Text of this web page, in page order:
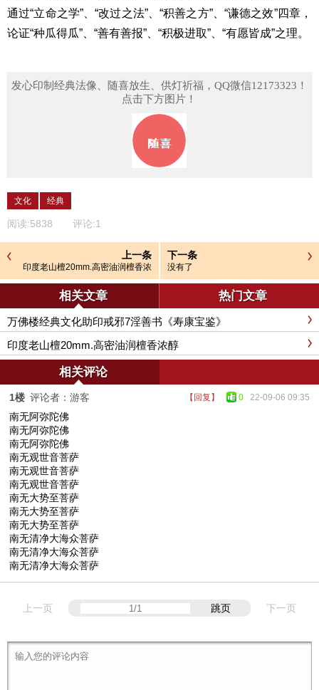
通过“立命之学”、“改过之法”、“积善之方”、“谦德之效”四章，
论证“种瓜得瓜”、“善有善报”、“积极进取”、“有愿皆成”之理。
发心印制经典法像、随喜放生、供灯祈福，QQ微信12173323！
点击下方图片！
文化 经典
阅读:5838 评论:1
上一条
印度老山檀20mm.高密油润檀香浓
醇
下一条
没有了
相关文章 热门文章
万佛楼经典文化助印戒邪7淫善书《寿康宝鉴》
印度老山檀20mm.高密油润檀香浓醇
相关评论
【回复】 0 22-09-06 09:35
1楼 评论者：游客
南无阿弥陀佛
南无阿弥陀佛
南无阿弥陀佛
南无观世音菩萨
南无观世音菩萨
南无观世音菩萨
南无大势至菩萨
南无大势至菩萨
南无大势至菩萨
南无清净大海众菩萨
南无清净大海众菩萨
南无清净大海众菩萨
上一页 跳页 下一页